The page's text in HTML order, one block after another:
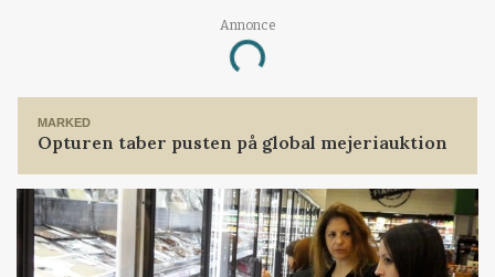
Annonce
Loading...
MARKED
Opturen taber pusten på global mejeriauktion